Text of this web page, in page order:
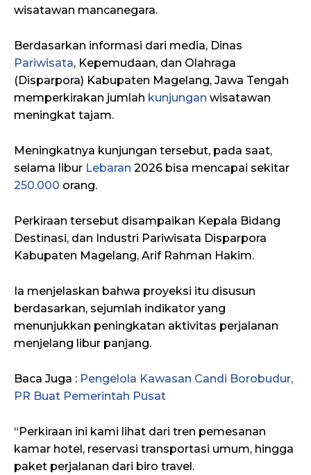
wisatawan mancanegara.
Berdasarkan informasi dari media, Dinas
Pariwisata, Kepemudaan, dan Olahraga
(Disparpora) Kabupaten Magelang, Jawa Tengah
memperkirakan jumlah kunjungan wisatawan
meningkat tajam.
Meningkatnya kunjungan tersebut, pada saat,
selama libur Lebaran 2026 bisa mencapai sekitar
250.000 orang.
Perkiraan tersebut disampaikan Kepala Bidang
Destinasi, dan Industri Pariwisata Disparpora
Kabupaten Magelang, Arif Rahman Hakim.
Ia menjelaskan bahwa proyeksi itu disusun
berdasarkan, sejumlah indikator yang
menunjukkan peningkatan aktivitas perjalanan
menjelang libur panjang.
Baca Juga : Pengelola Kawasan Candi Borobudur,
PR Buat Pemerintah Pusat
“Perkiraan ini kami lihat dari tren pemesanan
kamar hotel, reservasi transportasi umum, hingga
paket perjalanan dari biro travel.